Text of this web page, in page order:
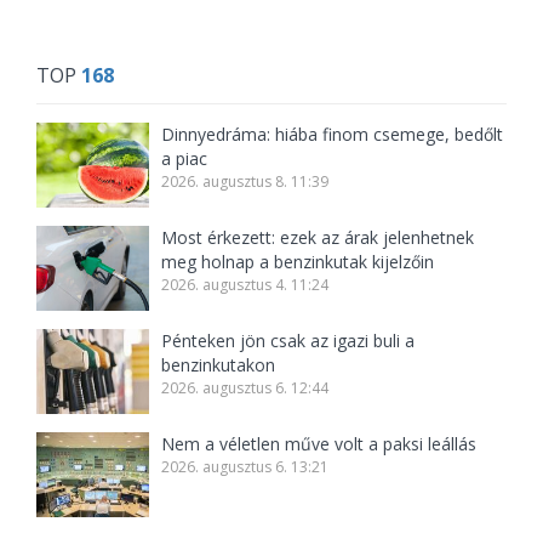
TOP 168
Dinnyedráma: hiába finom csemege, bedőlt
a piac
2026. augusztus 8. 11:39
Most érkezett: ezek az árak jelenhetnek
meg holnap a benzinkutak kijelzőin
2026. augusztus 4. 11:24
Pénteken jön csak az igazi buli a
benzinkutakon
2026. augusztus 6. 12:44
Nem a véletlen műve volt a paksi leállás
2026. augusztus 6. 13:21